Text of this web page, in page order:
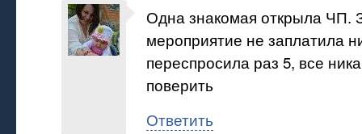
Одна знакомая открыла ЧП.
мероприятие не заплатила
переспросила раз 5, все
поверить
Ответить